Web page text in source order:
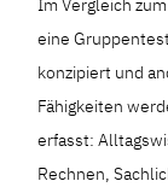
Im Vergleich
eine
konzipiert und
Fähigkeiten
erfasst:
Rechnen,